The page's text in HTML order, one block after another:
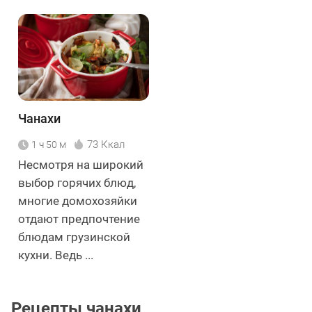
Чанахи
1 ч 50 м 73 Ккал
Несмотря на широкий
выбор горячих блюд,
многие домохозяйки
отдают предпочтение
блюдам грузинской
кухни. Ведь ...